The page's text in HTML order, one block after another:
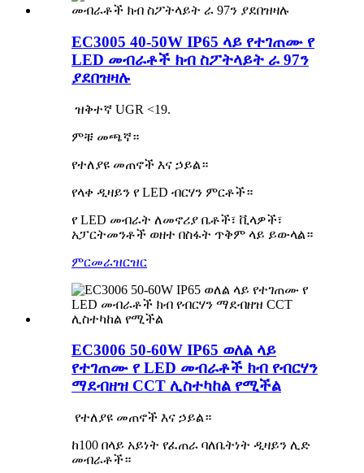
EC3005 40-50W IP65 ላይ የተገጠሙ የ
LED መብራቶች ክብ ስፖትላይት ራ 97ን
ያደበዝዛሉ
ዝቅተኛ UGR <19.
ምቹ መጫኛ።
የተለያዩ መጠኖች እና ኃይል።
የላቀ ዲዛይን የ LED ብርሃን ምርቶች።
የ LED መብራት ለመኖሪያ ቤቶች፣ ቪላዎች፣
አፓርትመንቶች ወዘተ በስፋት ጥቅም ላይ ይውላል።
ምርመራዝርዝር
EC3006 50-60W IP65 ወለል ላይ
የተገጠሙ የ LED መብራቶች ክብ የብርሃን
ማደብዘዝ CCT ሊስተካከል የሚችል
የተለያዩ መጠኖች እና ኃይል።
ከ100 በላይ አይነት የፈጠራ ባለቤትነት ዲዛይን ሊድ
መብራቶች።